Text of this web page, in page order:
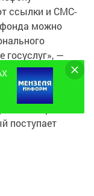
ссылки и СМС-
фонда можно
госуслуг», —
по Республике
карте или
поступает